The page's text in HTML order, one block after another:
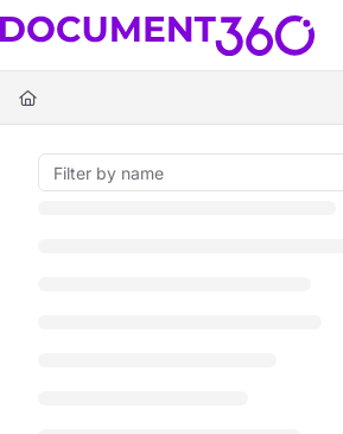
Documentation Index
Fetch the complete documentation index at:
Use this file to discover all available pages